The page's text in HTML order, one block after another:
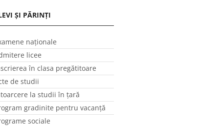
ȘI PĂRINȚI
naționale
licee
în clasa pregătitoare
de studii
la studii în ţară
gradinite pentru vacanţă
sociale